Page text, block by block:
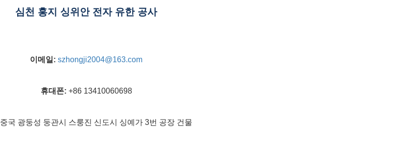
심천 홍지 싱위안 전자 유한 공사
이메일: szhongji2004@163.com
휴대폰: +86 13410060698
중국 광둥성 둥관시 스룽진 신도시 싱예가 3번 공장 건물